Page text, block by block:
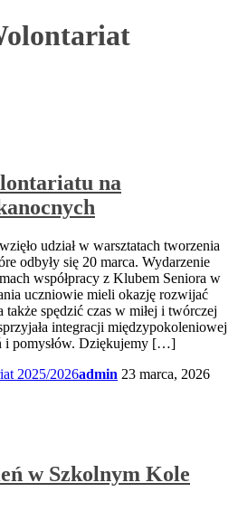
na
udział w warsztatach tworzenia
odbyły się 20 marca. Wydarzenie
współpracy z Klubem Seniora w
uczniowie mieli okazję rozwijać
spędzić czas w miłej i twórczej
integracji międzypokoleniowej
i pomysłów. Dziękujemy […]
2025/2026admin 23 marca, 2026
w Szkolnym Kole